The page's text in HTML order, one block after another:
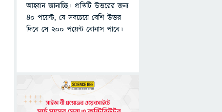
আহ্বান জানাচ্ছি। প্রতিটি উত্তরের জন্য
৪০ পয়েন্ট, যে সবচেয়ে বেশি উত্তর
দিবে সে ২০০ পয়েন্ট বোনাস পাবে।